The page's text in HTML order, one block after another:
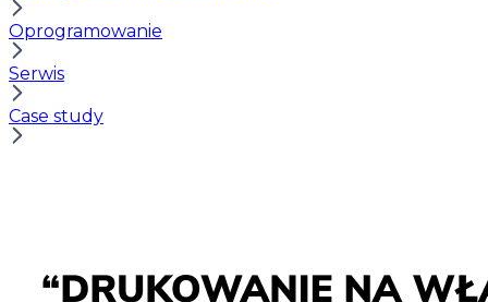
Oprogramowanie
Serwis
Case study